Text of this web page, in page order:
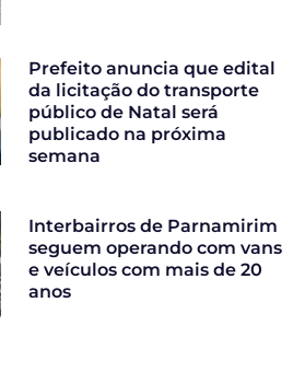
Prefeito anuncia que edital
da licitação do transporte
público de Natal será
publicado na próxima
semana
Interbairros de Parnamirim
seguem operando com vans
e veículos com mais de 20
anos